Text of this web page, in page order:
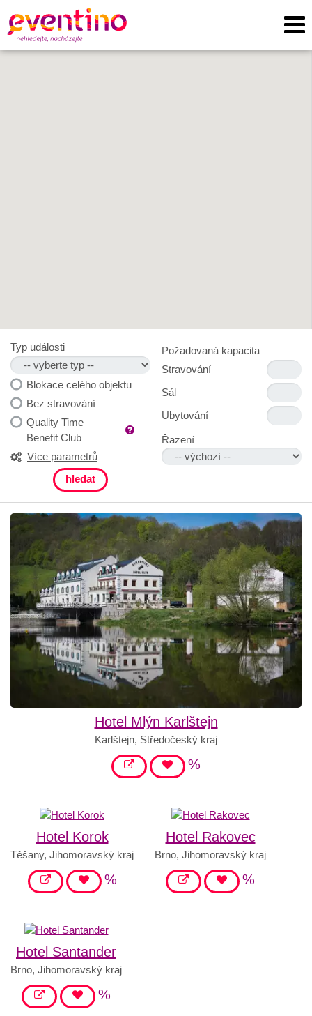
Typ události
Blokace celého objektu
Bez stravování
Quality Time
Benefit Club
Více parametrů
Požadovaná kapacita
Stravování
Sál
Ubytování
Řazení
Hotel Mlýn Karlštejn
Karlštejn, Středočeský kraj
%
Hotel Korok
Těšany, Jihomoravský kraj
%
Hotel Rakovec
Brno, Jihomoravský kraj
%
Hotel Santander
Brno, Jihomoravský kraj
%